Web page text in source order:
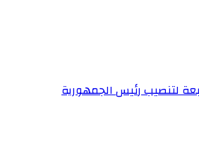
لتنصيب رئيس الجمهورية